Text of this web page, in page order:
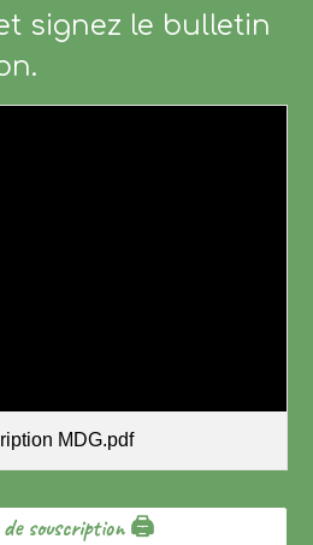
signez le bulletin
MDG.pdf
souscription 🖨️